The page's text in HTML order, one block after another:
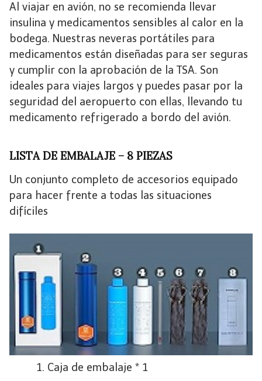
Al viajar en avión, no se recomienda llevar
insulina y medicamentos sensibles al calor en la
bodega. Nuestras neveras portátiles para
medicamentos están diseñadas para ser seguras
y cumplir con la aprobación de la TSA. Son
ideales para viajes largos y puedes pasar por la
seguridad del aeropuerto con ellas, llevando tu
medicamento refrigerado a bordo del avión.
LISTA DE EMBALAJE – 8 PIEZAS
Un conjunto completo de accesorios equipado
para hacer frente a todas las situaciones
difíciles
Caja de embalaje * 1